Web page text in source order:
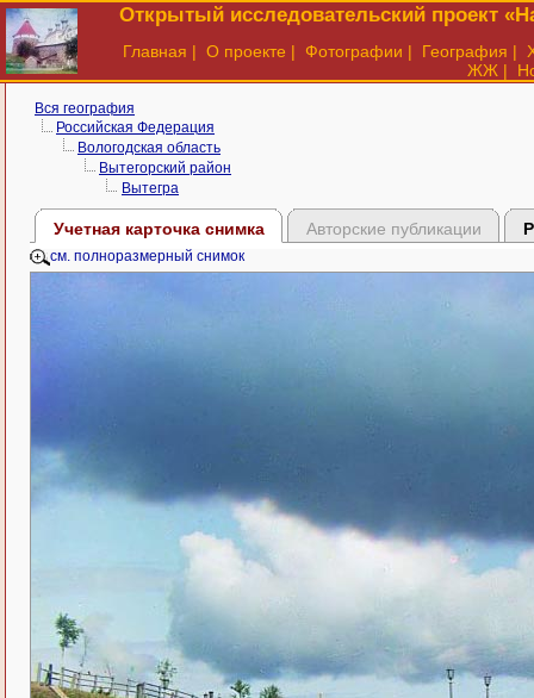
Открытый исследовательский проект
Главная | О проекте | Фотографии | География |
ЖЖ |
Вся география
Российская Федерация
Вологодская область
Вытегорский район
Вытегра
Учетная карточка снимка Авторские публикации
см. полноразмерный снимок